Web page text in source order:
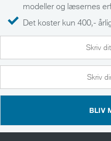
modeller og læsernes
Det koster kun 400,-
BLIV